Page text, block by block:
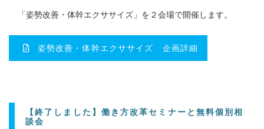
「姿勢改善・体幹エクササイズ」を２会場で開催します。
姿勢改善・体幹エクササイズ 企画詳細
【終了しました】働き方改革セミナーと無料個別相
談会